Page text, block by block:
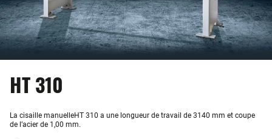
HT 310
La cisaille manuelleHT 310 a une longueur de travail de 3140 mm et coupe
de l’acier de 1,00 mm.